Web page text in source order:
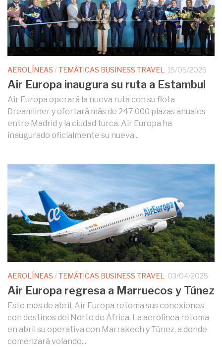
AEROLÍNEAS /TEMÁTICAS BUSINESS TRAVEL 15/05/2025
Air Europa inaugura su ruta a Estambul
Air Europa operará la nueva ruta con su flota
Dreamliner y ofertará más de 247.000 plazas anuales
entre Madrid y la ciudad turca. Air Europa ha
inaugurado oficialmente su nueva...
AEROLÍNEAS /TEMÁTICAS BUSINESS TRAVEL 03/04/2025
Air Europa regresa a Marruecos y Túnez
Este mes de abril, Air Europa retoma sus conexiones
con destinos del Norte de África. La aerolínea retoma
en abril su operativa con Marrakech y Túnez, a donde
comenzará volando...